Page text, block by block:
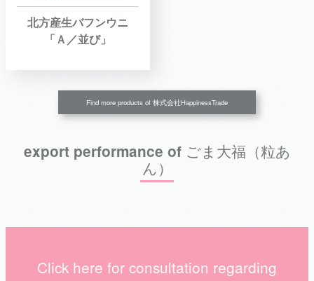
北方産生バフンウニ
「Ａ／並び」
Find more products of 株式会社HappinessTrade
export performance of ごま大福（粒あ
ん）
Click here for consultation regarding